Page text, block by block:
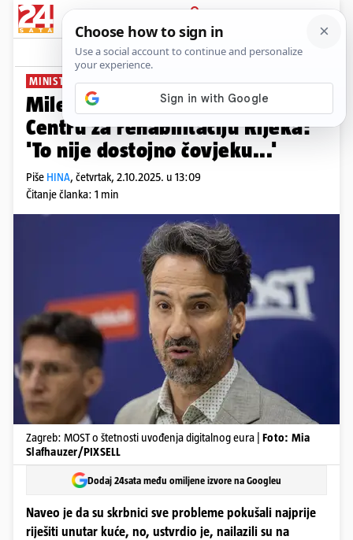
PRIJAVA
News Komentari
MINISTARSTVO IH IGNORIRA
Miletić upozorio na loše stanje u
Centru za rehabilitaciju Rijeka:
'To nije dostojno čovjeku...'
Piše HINA, četvrtak, 2.10.2025. u 13:09
Čitanje članka: 1 min
Zagreb: MOST o štetnosti uvođenja digitalnog eura | Foto: Mia
Slafhauzer/PIXSELL
Dodaj 24sata među omiljene izvore na Googleu
Naveo je da su skrbnici sve probleme pokušali najprije
riješiti unutar kuće, no, ustvrdio je, nailazili su na